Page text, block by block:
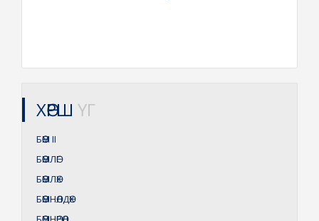
ХӨРШ ҮГ
БӨӨМ II
БӨӨМЛӨГ
БӨӨМЛӨХ
БӨӨМНӨЛДӨХ